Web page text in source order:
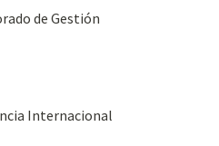
de Gestión
Internacional